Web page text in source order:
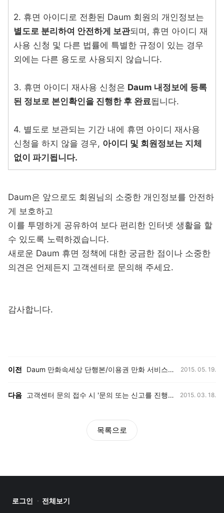
2. 휴면 아이디로 전환된 Daum 회원의 개인정보는
별도로 분리하여 안전하게 보관되며, 휴면 아이디 재
사용 신청 및 다른 법률에 특별한 규정이 있는 경우
외에는 다른 용도로 사용되지 않습니다.
3. 휴면 아이디 재사용 신청은 Daum 내정보에 등록
된 정보로 본인확인을 진행한 후 완료됩니다.
4. 별도로 보관되는 기간 내에 휴면 아이디 재사용
신청을 하지 않을 경우, 아이디 및 회원정보는 지체
없이 파기됩니다.
Daum은 앞으로도 회원님의 소중한 개인정보를 안전하
게 보호하고
이를 투명하게 공유하여 보다 편리한 인터넷 생활을 할
수 있도록 노력하겠습니다.
새로운 Daum 휴면 정책에 대한 궁금한 점이나 소중한
의견은 언제든지 고객센터로 문의해 주세요.
감사합니다.
이전 Daum 만화속세상 단행본/이용권 만화 서비스 종료 안내 2015. 05. 19.
다음 고객센터 문의 접수 시 '문의 또는 신고를 진행할 수 없는 브라우저입니다'라는 메시지가 뜬다면? 2015. 03. 18.
목록으로
로그인 전체보기